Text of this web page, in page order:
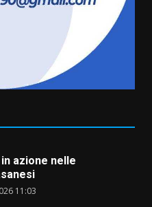
06:05
Fasano è escluso
17:30
azione nelle
11:03